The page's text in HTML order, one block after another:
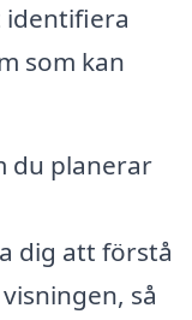
identifiera
som kan
du planerar
dig att förstå
så